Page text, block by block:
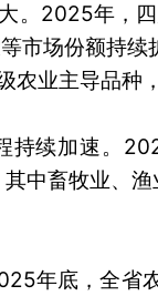
。2025年，
市场份额持
农业主导品
持续加速。
中畜牧业、
年底，全省